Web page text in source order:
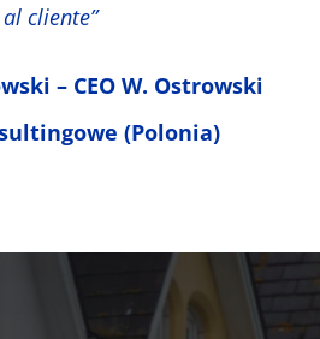
al cliente”
– CEO W. Ostrowski
(Polonia)